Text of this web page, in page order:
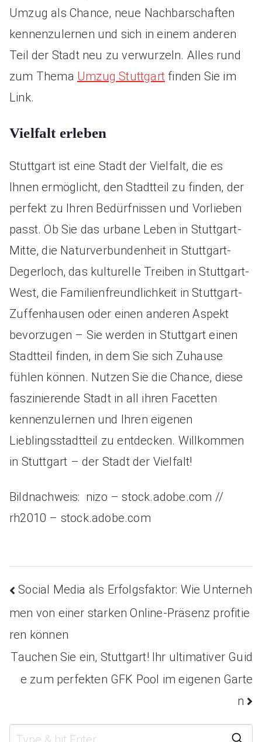
Umzug als Chance, neue Nachbarschaften
kennenzulernen und sich in einem anderen
Teil der Stadt neu zu verwurzeln. Alles rund
zum Thema Umzug Stuttgart finden Sie im
Link.
Vielfalt erleben
Stuttgart ist eine Stadt der Vielfalt, die es
Ihnen ermöglicht, den Stadtteil zu finden, der
perfekt zu Ihren Bedürfnissen und Vorlieben
passt. Ob Sie das urbane Leben in Stuttgart-
Mitte, die Naturverbundenheit in Stuttgart-
Degerloch, das kulturelle Treiben in Stuttgart-
West, die Familienfreundlichkeit in Stuttgart-
Zuffenhausen oder einen anderen Aspekt
bevorzugen – Sie werden in Stuttgart einen
Stadtteil finden, in dem Sie sich Zuhause
fühlen können. Nutzen Sie die Chance, diese
faszinierende Stadt in all ihren Facetten
kennenzulernen und Ihren eigenen
Lieblingsstadtteil zu entdecken. Willkommen
in Stuttgart – der Stadt der Vielfalt!
Bildnachweis: nizo – stock.adobe.com //
rh2010 – stock.adobe.com
Beitragsnavigation
Social Media als Erfolgsfaktor: Wie Unterneh
men von einer starken Online-Präsenz profitie
ren können
Tauchen Sie ein, Stuttgart! Ihr ultimativer Guid
e zum perfekten GFK Pool im eigenen Garte
n